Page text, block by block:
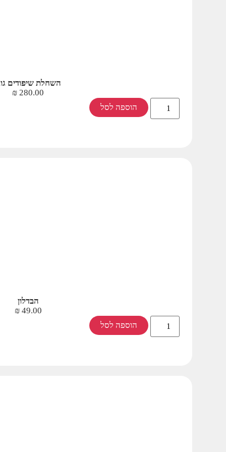
השחלת שיפודים
280.00
₪
הוספה לסל
הבדלון
49.00
₪
הוספה לסל